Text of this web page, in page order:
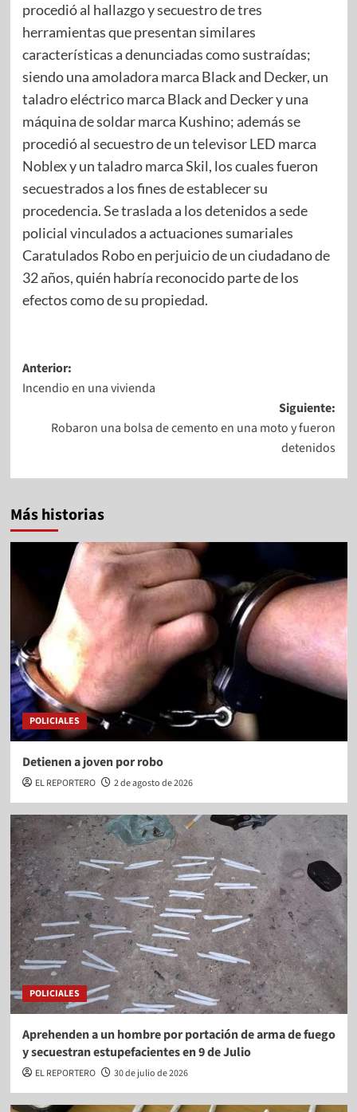
procedió al hallazgo y secuestro de tres
herramientas que presentan similares
características a denunciadas como sustraídas;
siendo una amoladora marca Black and Decker, un
taladro eléctrico marca Black and Decker y una
máquina de soldar marca Kushino; además se
procedió al secuestro de un televisor LED marca
Noblex y un taladro marca Skil, los cuales fueron
secuestrados a los fines de establecer su
procedencia. Se traslada a los detenidos a sede
policial vinculados a actuaciones sumariales
Caratulados Robo en perjuicio de un ciudadano de
32 años, quién habría reconocido parte de los
efectos como de su propiedad.
Anterior:
Incendio en una vivienda
Siguiente:
Robaron una bolsa de cemento en una moto y fueron
detenidos
Más historias
POLICIALES
Detienen a joven por robo
EL REPORTERO 2 de agosto de 2026
POLICIALES
Aprehenden a un hombre por portación de arma de fuego
y secuestran estupefacientes en 9 de Julio
EL REPORTERO 30 de julio de 2026